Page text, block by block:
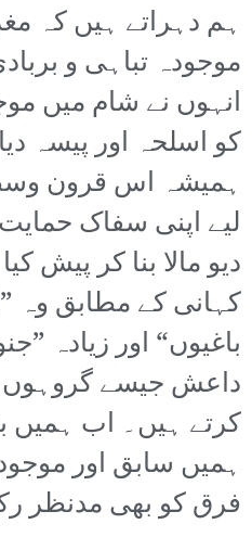
ہم دہراتے ہیں کہ
موجودہ تباہی و
انہوں نے شام میں
کو اسلحہ اور پیسہ
ہمیشہ اس قرون
لیے اپنی سفاک
دیو مالا بنا کر پیش
کہانی کے مطابق وہ
باغیوں“ اور زیادہ
داعش جیسے
کرتے ہیں۔ اب ہمیں
فرق کو بھی مدنظر